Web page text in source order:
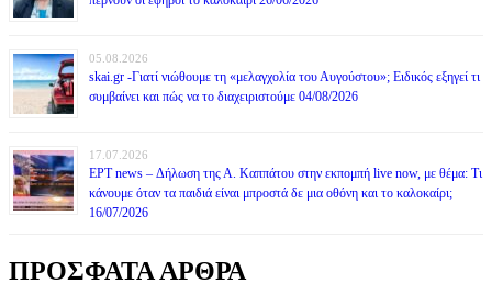
05.08.2026
skai.gr -Γιατί νιώθουμε τη «μελαγχολία του Αυγούστου»; Ειδικός εξηγεί τι
συμβαίνει και πώς να το διαχειριστούμε 04/08/2026
17.07.2026
ΕΡΤ news – Δήλωση της Α. Καππάτου στην εκπομπή live now, με θέμα: Τι
κάνουμε όταν τα παιδιά είναι μπροστά δε μια οθόνη και το καλοκαίρι;
16/07/2026
ΠΡΟΣΦΑΤΑ ΑΡΘΡΑ